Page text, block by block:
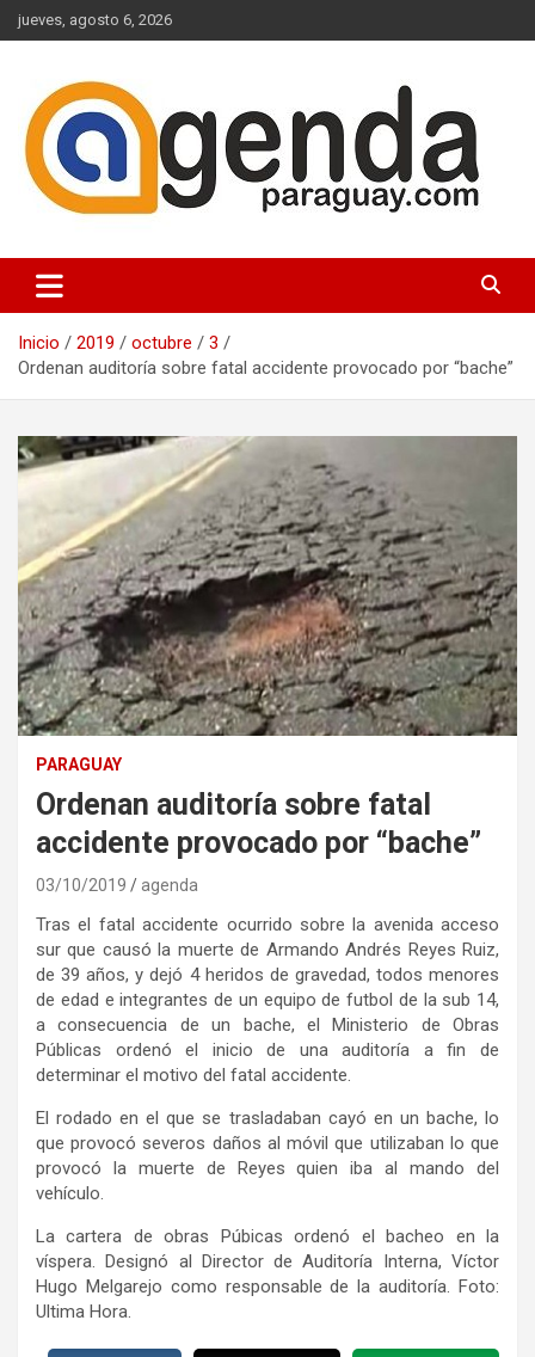
Saltar
al
jueves, agosto 6, 2026
Agenda Paraguay
Inicio 2019 octubre
3
Ordenan auditoría sobre fatal accidente provocado por “bache”
PARAGUAY
Ordenan auditoría sobre fatal
accidente provocado por “bache”
03/10/2019 agenda
Tras el fatal accidente ocurrido sobre la avenida acceso
sur que causó la muerte de Armando Andrés Reyes Ruiz,
de 39 años, y dejó 4 heridos de gravedad, todos menores
de edad e integrantes de un equipo de futbol de la sub 14,
a consecuencia de un bache, el Ministerio de Obras
Públicas ordenó el inicio de una auditoría a fin de
determinar el motivo del fatal accidente.
El rodado en el que se trasladaban cayó en un bache, lo
que provocó severos daños al móvil que utilizaban lo que
provocó la muerte de Reyes quien iba al mando del
vehículo.
La cartera de obras Púbicas ordenó el bacheo en la
víspera. Designó al Director de Auditoría Interna, Víctor
Hugo Melgarejo como responsable de la auditoría. Foto:
Ultima Hora.